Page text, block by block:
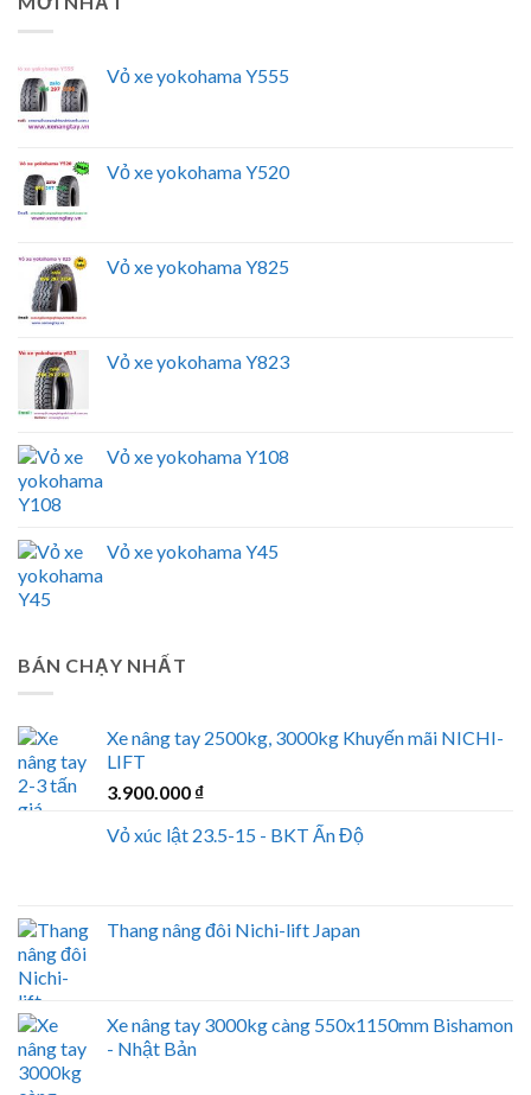
Vỏ xe yokohama Y555
Vỏ xe yokohama Y520
Vỏ xe yokohama Y825
Vỏ xe yokohama Y823
Vỏ xe yokohama Y108
Vỏ xe yokohama Y45
BÁN CHẠY NHẤT
Xe nâng tay 2500kg, 3000kg Khuyến mãi NICHI-
LIFT
3.900.000 ₫
Vỏ xúc lật 23.5-15 - BKT Ấn Độ
Thang nâng đôi Nichi-lift Japan
Xe nâng tay 3000kg càng 550x1150mm Bishamon
- Nhật Bản